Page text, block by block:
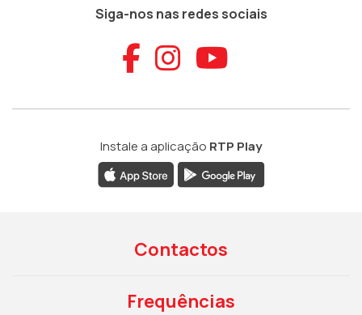
Siga-nos nas redes sociais
Aceder ao
Aceder ao
Aceder
Instale a aplicação RTP Play
Contactos
Frequências